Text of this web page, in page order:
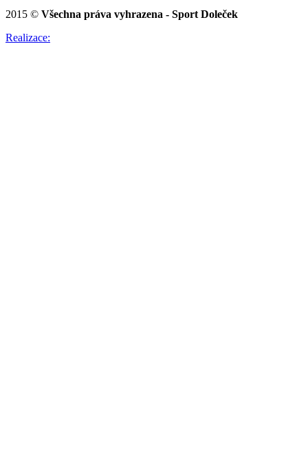
2015 © Všechna práva vyhrazena - Sport Doleček
Realizace: